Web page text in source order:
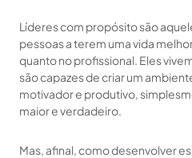
Líderes com propósito são
pessoas a terem uma vida
quanto no profissional. Eles
são capazes de criar um
motivador e produtivo,
maior e verdadeiro.
Mas, afinal, como desenvolver